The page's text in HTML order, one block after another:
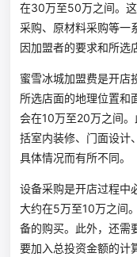
在30万至50万之间。
采购、原材料采购等一
因加盟者的要求和所选
蜜雪冰城加盟费是开店
所选店面的地理位置和
会在10万至20万之间
括室内装修、门面设计
具体情况而有所不同。
设备采购是开店过程中
大约在5万至10万之间
备的购买。此外，还需
要加入总投资金额的计